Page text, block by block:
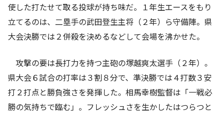
使した打たせて取る投球が持ち味だ。１年生エースをもり
立てるのは、二塁手の武田登生主将（２年）ら守備陣。県
大会決勝では２併殺を決めるなどして会場を沸かせた。
攻撃の要は長打力を持つ主砲の塚越爽太選手（２年）。
県大会６試合の打率は３割８分で、準決勝では４打数３安
打２打点と勝負強さを発揮した。相馬幸樹監督は「一戦必
勝の気持ちで臨む」。フレッシュさを生かしたはつらつと